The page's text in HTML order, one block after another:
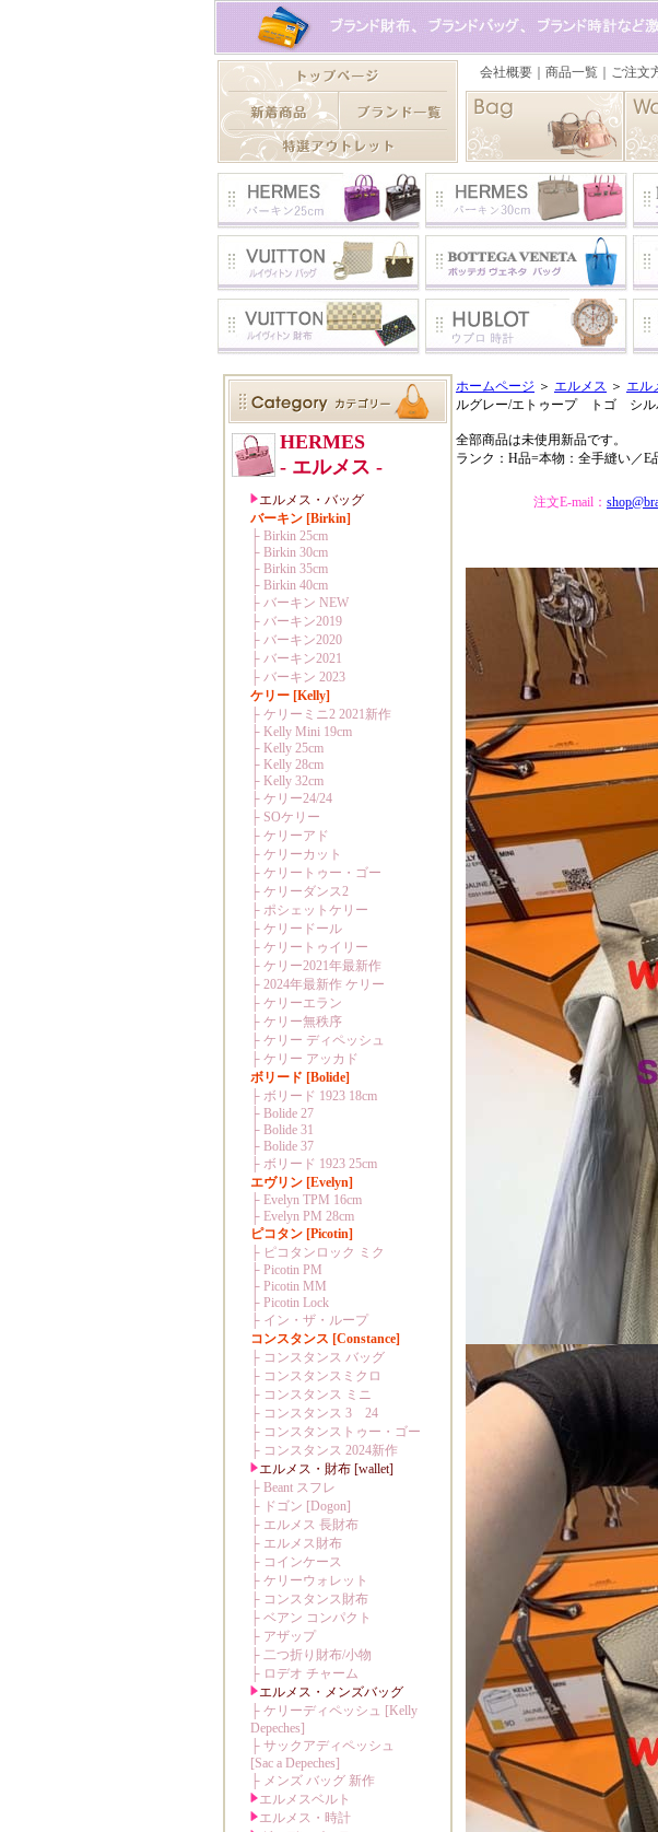
ホームページ ＞ エルメス ＞ エル
ルグレー/エトゥープ トゴ シル
全部商品は未使用新品です。
ランク：H品=本物：全手縫い／
注文E-mail：